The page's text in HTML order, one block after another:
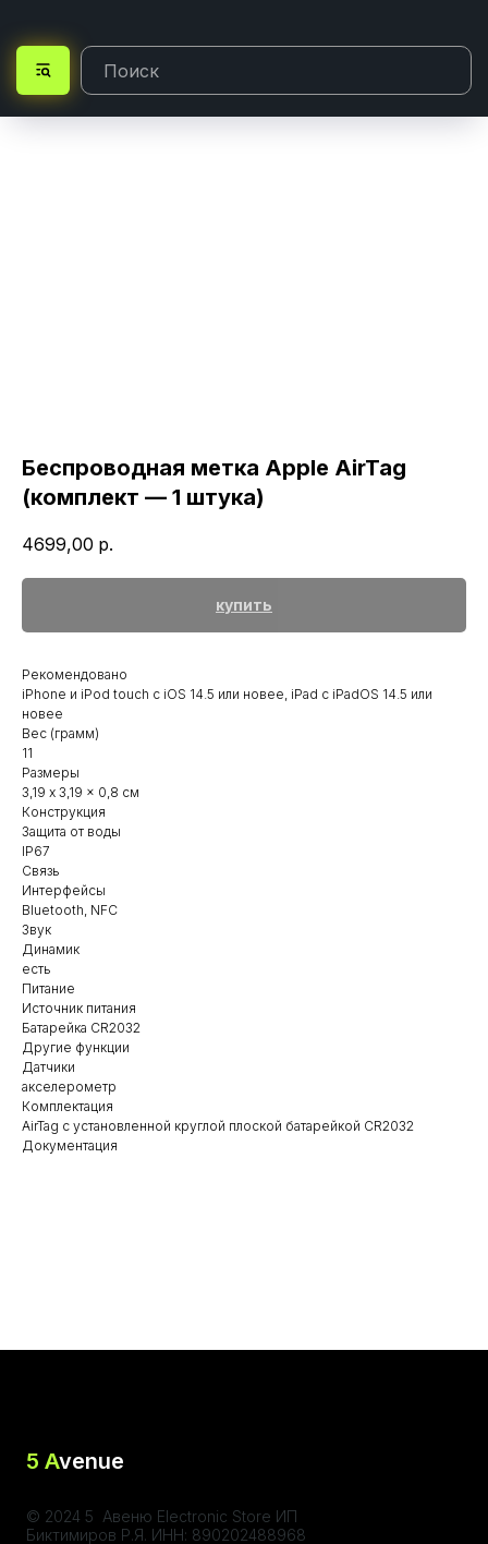
Беспроводная метка Apple AirTag
(комплект — 1 штука)
4699,00 р.
купить
Рекомендовано
iPhone и iPod touch с iOS 14.5 или новее, iPad с iPadOS 14.5 или
новее
Вес (грамм)
11
Размеры
3,19 x 3,19 x 0,8 см
Конструкция
Защита от воды
IP67
Связь
Интерфейсы
Bluetooth, NFC
Звук
Динамик
есть
Питание
Источник питания
Батарейка CR2032
Другие функции
Датчики
акселерометр
Комплектация
AirTag с установленной круглой плоской батарейкой CR2032
Документация
5 Avenue
© 2024 5 Авеню Electronic Store ИП
Биктимиров Р.Я. ИНН: 890202488968